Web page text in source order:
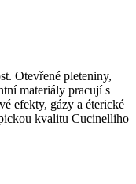
Otevřené pleteniny,
materiály pracují s
efekty, gázy a éterické
kvalitu Cucinelliho